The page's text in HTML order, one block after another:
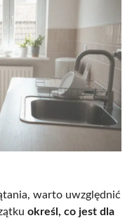
warto uwzględnić
określ, co jest dla